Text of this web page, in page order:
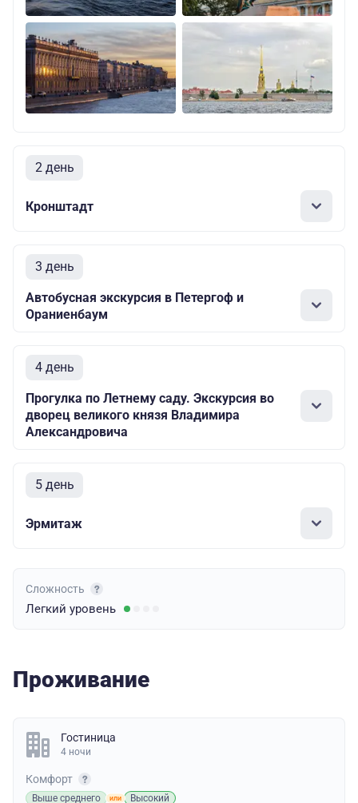
2 день
Кронштадт
3 день
Автобусная экскурсия в Петергоф и
Ораниенбаум
4 день
Прогулка по Летнему саду. Экскурсия во
дворец великого князя Владимира
Александровича
5 день
Эрмитаж
Сложность
Легкий уровень
Проживание
Гостиница
4 ночи
Комфорт
Выше среднего Высокий